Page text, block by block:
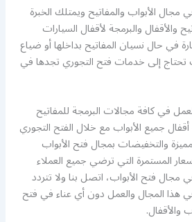
الأبواب والمفاتيح ويمتلك الخبرة
والأقفال والبرمجة لأقفال السيارات
في حال نسيان المفاتيح بداخلها أو ضياع
إلى خدمات فتح التجوري تجدها في
في كافة مجالات البرمجة للمفاتيح
جميع الأبواب مع خلال الفتح التجوري
والتخفيضات بمجال فتح الأبواب
المستمرة التي ترضي جميع العملاء
مجال فتح الأبواب، اتصل بنا ولا تتردد
هذا المجال والعمل دون أي عناء في فتح
والأقفال.